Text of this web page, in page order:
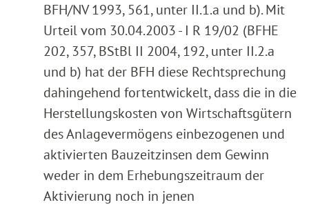
BFH/NV 1993, 561, unter II.1.a und b). Mit
Urteil vom 30.04.2003 - I R 19/02 (BFHE
202, 357, BStBl II 2004, 192, unter II.2.a
und b) hat der BFH diese Rechtsprechung
dahingehend fortentwickelt, dass die in die
Herstellungskosten von Wirtschaftsgütern
des Anlagevermögens einbezogenen und
aktivierten Bauzeitzinsen dem Gewinn
weder in dem Erhebungszeitraum der
Aktivierung noch in jenen